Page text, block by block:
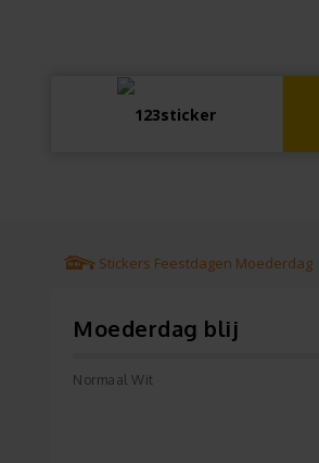
Stickers Feestdagen Moederdag
Moederdag blij
Normaal Wit